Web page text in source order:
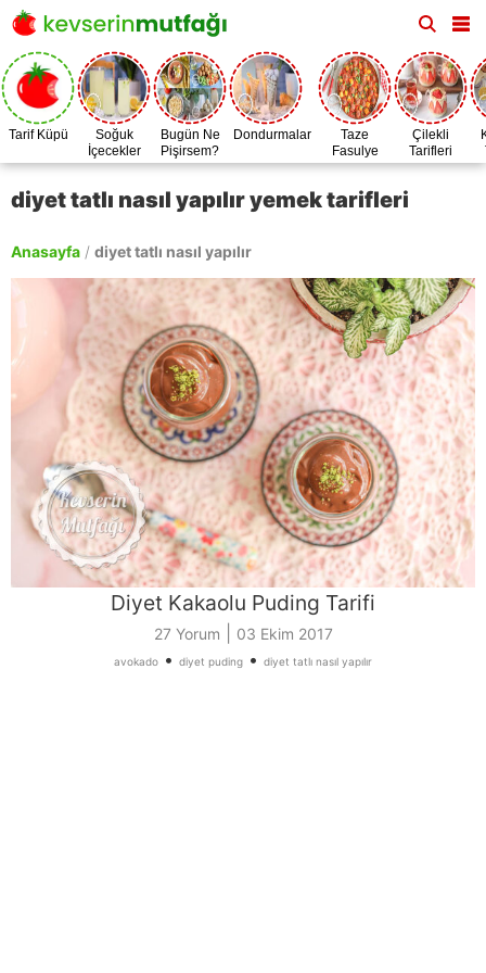
Tarif Küpü
Soğuk
İçecekler
Bugün Ne
Pişirsem?
Dondurmalar
Taze
Fasulye
Zamanı
Çilekli
Tarifleri
diyet tatlı nasıl yapılır yemek tarifleri
Anasayfa / diyet tatlı nasıl yapılır
Diyet Kakaolu Puding Tarifi
27 Yorum 03 Ekim 2017
avokado • diyet puding • diyet tatlı nasıl yapılır